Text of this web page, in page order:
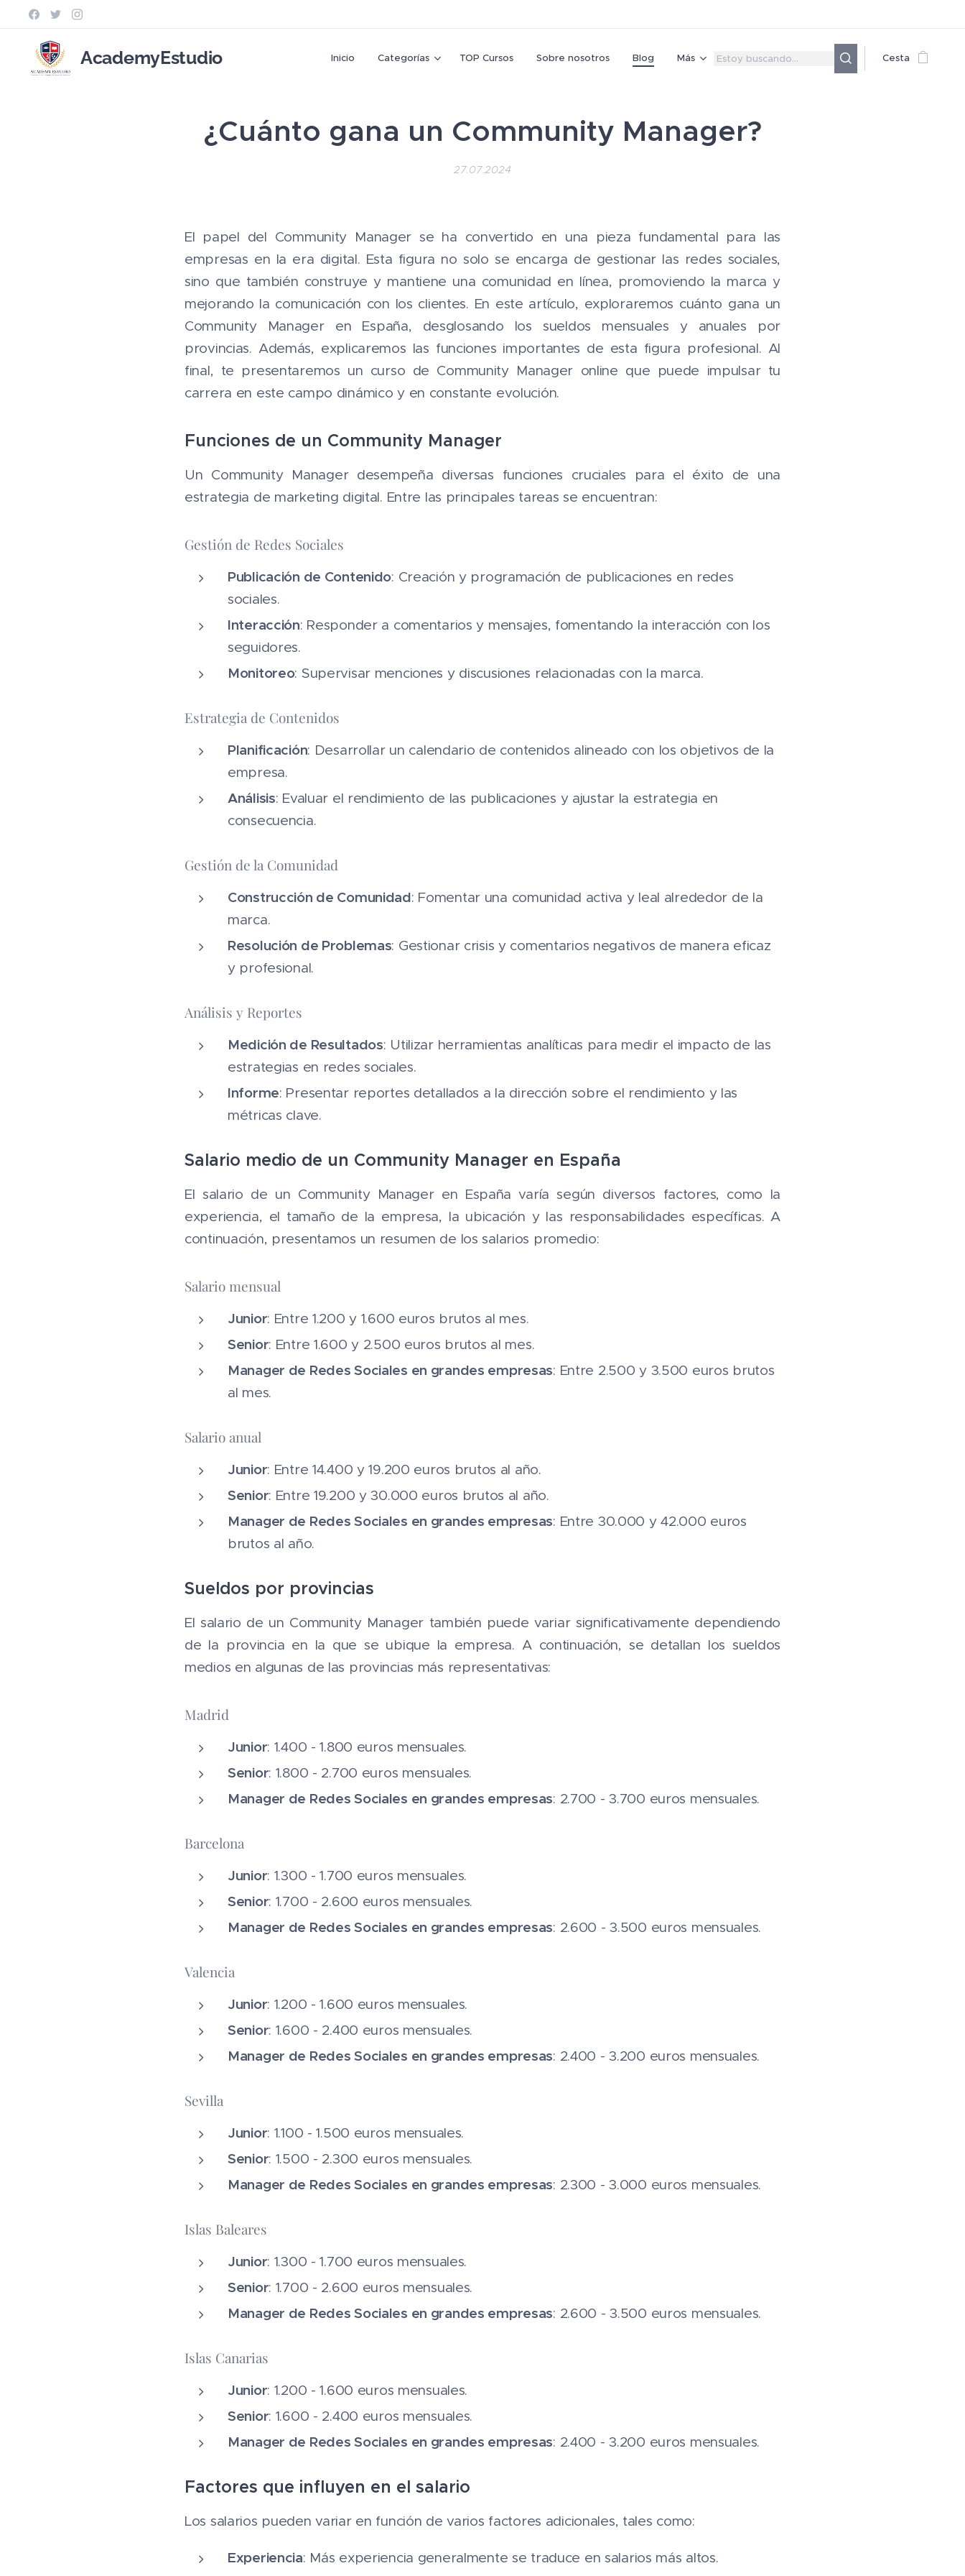
AcademyEstudio Inicio Categorías TOP Cursos Sobre nosotros Blog Más Cesta
¿Cuánto gana un Community Manager?
27.07.2024
El papel del Community Manager se ha convertido en una pieza fundamental para las
empresas en la era digital. Esta figura no solo se encarga de gestionar las redes sociales,
sino que también construye y mantiene una comunidad en línea, promoviendo la marca y
mejorando la comunicación con los clientes. En este artículo, exploraremos cuánto gana un
Community Manager en España, desglosando los sueldos mensuales y anuales por
provincias. Además, explicaremos las funciones importantes de esta figura profesional. Al
final, te presentaremos un curso de Community Manager online que puede impulsar tu
carrera en este campo dinámico y en constante evolución.
Funciones de un Community Manager
Un Community Manager desempeña diversas funciones cruciales para el éxito de una
estrategia de marketing digital. Entre las principales tareas se encuentran:
Gestión de Redes Sociales
Publicación de Contenido: Creación y programación de publicaciones en redes
sociales.
Interacción: Responder a comentarios y mensajes, fomentando la interacción con los
seguidores.
Monitoreo: Supervisar menciones y discusiones relacionadas con la marca.
Estrategia de Contenidos
Planificación: Desarrollar un calendario de contenidos alineado con los objetivos de la
empresa.
Análisis: Evaluar el rendimiento de las publicaciones y ajustar la estrategia en
consecuencia.
Gestión de la Comunidad
Construcción de Comunidad: Fomentar una comunidad activa y leal alrededor de la
marca.
Resolución de Problemas: Gestionar crisis y comentarios negativos de manera eficaz
y profesional.
Análisis y Reportes
Medición de Resultados: Utilizar herramientas analíticas para medir el impacto de las
estrategias en redes sociales.
Informe: Presentar reportes detallados a la dirección sobre el rendimiento y las
métricas clave.
Salario medio de un Community Manager en España
El salario de un Community Manager en España varía según diversos factores, como la
experiencia, el tamaño de la empresa, la ubicación y las responsabilidades específicas. A
continuación, presentamos un resumen de los salarios promedio:
Salario mensual
Junior: Entre 1.200 y 1.600 euros brutos al mes.
Senior: Entre 1.600 y 2.500 euros brutos al mes.
Manager de Redes Sociales en grandes empresas: Entre 2.500 y 3.500 euros brutos
al mes.
Salario anual
Junior: Entre 14.400 y 19.200 euros brutos al año.
Senior: Entre 19.200 y 30.000 euros brutos al año.
Manager de Redes Sociales en grandes empresas: Entre 30.000 y 42.000 euros
brutos al año.
Sueldos por provincias
El salario de un Community Manager también puede variar significativamente dependiendo
de la provincia en la que se ubique la empresa. A continuación, se detallan los sueldos
medios en algunas de las provincias más representativas:
Madrid
Junior: 1.400 - 1.800 euros mensuales.
Senior: 1.800 - 2.700 euros mensuales.
Manager de Redes Sociales en grandes empresas: 2.700 - 3.700 euros mensuales.
Barcelona
Junior: 1.300 - 1.700 euros mensuales.
Senior: 1.700 - 2.600 euros mensuales.
Manager de Redes Sociales en grandes empresas: 2.600 - 3.500 euros mensuales.
Valencia
Junior: 1.200 - 1.600 euros mensuales.
Senior: 1.600 - 2.400 euros mensuales.
Manager de Redes Sociales en grandes empresas: 2.400 - 3.200 euros mensuales.
Sevilla
Junior: 1.100 - 1.500 euros mensuales.
Senior: 1.500 - 2.300 euros mensuales.
Manager de Redes Sociales en grandes empresas: 2.300 - 3.000 euros mensuales.
Islas Baleares
Junior: 1.300 - 1.700 euros mensuales.
Senior: 1.700 - 2.600 euros mensuales.
Manager de Redes Sociales en grandes empresas: 2.600 - 3.500 euros mensuales.
Islas Canarias
Junior: 1.200 - 1.600 euros mensuales.
Senior: 1.600 - 2.400 euros mensuales.
Manager de Redes Sociales en grandes empresas: 2.400 - 3.200 euros mensuales.
Factores que influyen en el salario
Los salarios pueden variar en función de varios factores adicionales, tales como:
Experiencia: Más experiencia generalmente se traduce en salarios más altos.